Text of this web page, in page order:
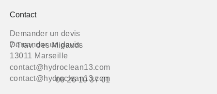
Contact
Demander un devis
Demander un devis
7 Trav. des Migauds
13011 Marseille
contact@hydroclean13.com
contact@hydroclean13.com
06 26 10 37 01